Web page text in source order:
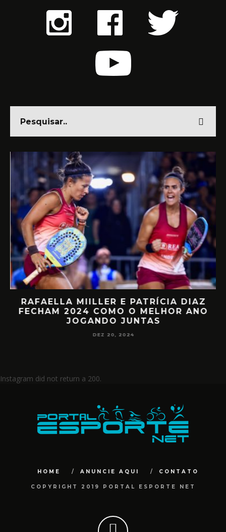
RAFAELLA MIILLER E PATRÍCIA DIAZ
FECHAM 2024 COMO O MELHOR ANO
JOGANDO JUNTAS
DEZ 20, 2024
Instagram did not return a 200.
HOME ANUNCIE AQUI CONTATO
COPYRIGHT 2019 PORTAL ESPORTE NET